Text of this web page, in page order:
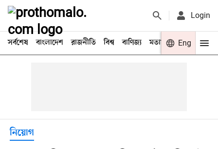
Login
সর্বশেষ বাংলাদেশ রাজনীতি বিশ্ব বাণিজ্য মতামত খেলা
Eng
নিয়োগ